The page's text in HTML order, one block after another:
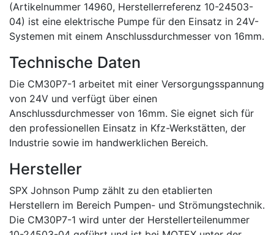
(Artikelnummer 14960, Herstellerreferenz 10-24503-
04) ist eine elektrische Pumpe für den Einsatz in 24V-
Systemen mit einem Anschlussdurchmesser von 16mm.
Technische Daten
Die CM30P7-1 arbeitet mit einer Versorgungsspannung
von 24V und verfügt über einen
Anschlussdurchmesser von 16mm. Sie eignet sich für
den professionellen Einsatz in Kfz-Werkstätten, der
Industrie sowie im handwerklichen Bereich.
Hersteller
SPX Johnson Pump zählt zu den etablierten
Herstellern im Bereich Pumpen- und Strömungstechnik.
Die CM30P7-1 wird unter der Herstellerteilenummer